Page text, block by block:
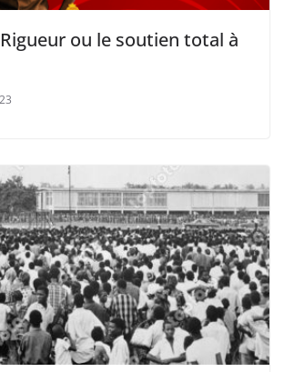
ou le soutien total à